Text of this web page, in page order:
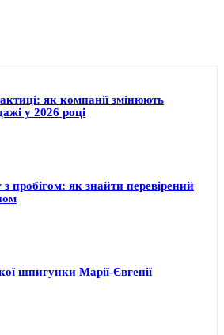
як компанії змінюють
у 2026 році
пробігом: як знайти перевірений
шпигунки Марії-Євгенії